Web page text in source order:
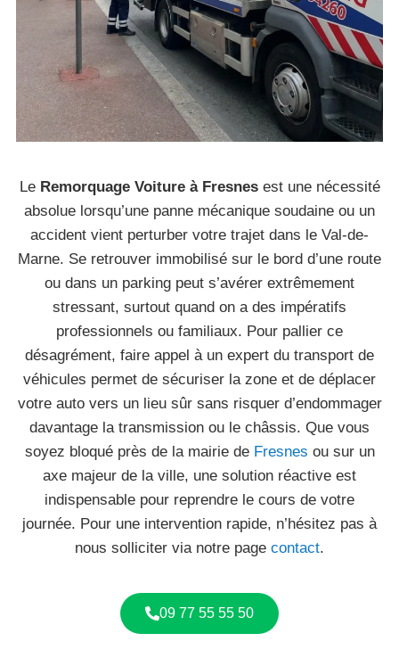
Le Remorquage Voiture à Fresnesest une nécessité
absolue lorsqu’une panne mécanique soudaine ou un
accident vient perturber votre trajet dans le Val-de-
Marne. Se retrouver immobilisé sur le bord d’une route
ou dans un parking peut s’avérer extrêmement
stressant, surtout quand on a des impératifs
professionnels ou familiaux. Pour pallier ce
désagrément, faire appel à un expert du transport de
véhicules permet de sécuriser la zone et de déplacer
votre auto vers un lieu sûr sans risquer d’endommager
davantage la transmission ou le châssis. Que vous
soyez bloqué près de la mairie de Fresnes ou sur un
axe majeur de la ville, une solution réactive est
indispensable pour reprendre le cours de votre
journée. Pour une intervention rapide, n’hésitez pas à
nous solliciter via notre page contact.
09 77 55 55 50